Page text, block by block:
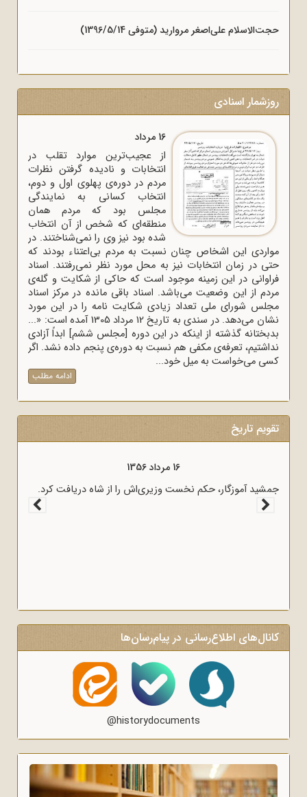
حجت‌الاسلام علی‌اصغر مروارید (متوفی 1396/5/14)
روزشمار اسنادی
16 مرداد
از عجیب‌ترین موارد تقلب در
انتخابات و نادیده گرفتن نظرات
مردم در دوره‌ی پهلوی اول و دوم،
انتخاب کسانی به نمایندگی
مجلس بود که مردم همان
منطقه‌ای که شخص از آن انتخاب
شده بود نیز وی را نمی‌شناختند. در
مواردی این اشخاص چنان نسبت به مردم بی‌اعتناء بودند که
حتی در زمان انتخابات نیز به محل مورد نظر نمی‌رفتند. اسناد
فراوانی در این زمینه موجود است که حاکی از شکایت و گله‌ی
مردم از این وضعیت می‌باشد. اسناد باقی مانده در مرکز اسناد
مجلس شورای ملی تعداد زیادی شکایت نامه را در این مورد
نشان می‌دهد. در سندی به تاریخ 12 مرداد 1305 آمده است: «...
بدبختانه گذشته از اینکه در این دوره [مجلس ششم] ابداً آزادی
نداشتیم، تعرفه‌ی مکفی هم نسبت به دوره‌ی پنجم داده نشد. اگر
کسی می‌خواست به میل خود...
ادامه مطلب
تقویم تاریخ
جمشید آموزگار، حکم نخست و روشنگر وعاظ در لبیک به پیام امام
روشنگری و آگاه‌سازی در منبرهای ماه
کانال‌های اطلاع‌رسانی در پیام‌رسان‌ها
@historydocuments